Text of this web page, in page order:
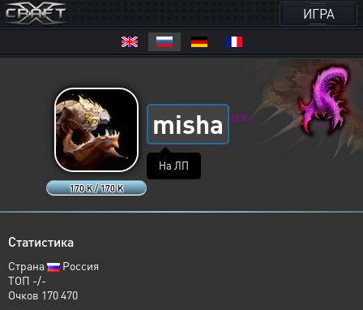
ИГРА
170 K / 170 K
misha XERJ
На ЛП
Статистика
Страна
Россия
ТОП -/-
Очков 170 470